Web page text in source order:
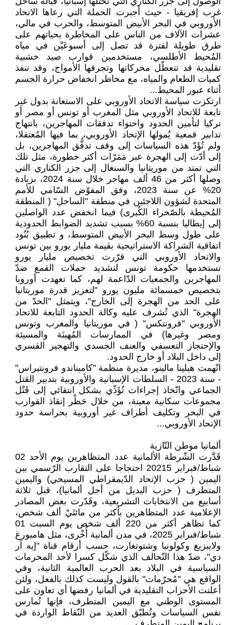
غرب إفريقيا - حيث أجبرت الحملة التي رعاها الاتحاد
الأوروبي في البحر الأبيض المتوسط، والحرب في مالي،
عشرات الآلاف من الناس على المخاطرة بحياتهم على
طرق طويلة لفترة قد تصل إلى أسبوعَيْن في مياه
المُحيط الأطلسي، مستخدمين قوارب صيد خشبية
تقليدية قد تتعطّل محركاتها وتجرفها الأمواج، وقد تنفذ
كميات الطعام والمياه، مع مخاطر انخفاض حرارة الجسم
أثناء عبور المحيط...
ارتكزت سياسة الاتحاد الأوروبي على الاستعانة بدول غير
تابعة للاتحاد الأوروبي مثل المغرب أو تونس أو مصر أو
تركيا لتأمين الحدود واحتواء تدفقات المهاجرين، بانتهاج
تدابير قمعية يُمولها الإتحاد الأوروبي، بما فيها المُعتقلا،
ولم تُؤَدّ هذه السياسات إلى وقف تدفُّق المهاجرين، بل
إلى أدّت إلى الهجرة عبر مَمَرّات أكثر خطورة، مثل تلك
التي تمتد من موريتانيا والسنغال إلى جزر الكناري التي
وصلها أكثر من 46 ألف مهاجر خلال سنة 2024، بزيادة
20% عن سنة 2023، وفق المفوّض السّامي للأمم
المتحدة لشؤون اللاجئين في منطقة "الساحل" ( المنطقة
المُحيطة بالصّحراء الكُبرى) فيما انخفض عدد الواصلين
إلى إيطاليا بنسبة 60% بسبب تشديد الضوابط الحدودية
على طول وسط البحر الأبيض المتوسط، و تطبيق بُنُود
اتفاقية الشراكة الاستراتيجية بقيمة مليار يورو بين تونس
والاتحاد الأوروبي التي قرّرت تخصيص مليار يورو
تستخدمها حكومة تونس لتشديد حملات القمع ضدّ
المهاجرين والجمعيات الدّاعمة لهم، كما تعهدت أوروبا
بتخصيص خمسمائة مليون يورو "لتعزيز قدرة موريتانيا
على الحد من الهجرة إلى الخارج"، ويتمثل "الحدّ من
الهجرة" الذي تُشرف عليه وكالة الحدود التابعة للاتحاد
الأوروبي "فرونتكس" ( في موريتانيا والمغرب وتونس
ومصر وغيرها) في الممارسات المُهينَة والمسيئة
والإحتجاز التعسفي والعنف الجسدي والتهجير القسري
إلى داخل البلاد أو خارج الحدود.
اتّهمت هيلينا مالينو، مديرة منظمة "كاميناندو فرونتيراس"
- سنة 2023 - السلطات الإسبانية والأوروبية بتدبير القتل
الجماعي واتّخاذ إجراءات تُؤَدِّي بشكل انتقائي إلى قَتْل
مجموعات سكانية معينة، من خلال حَظْر إنقاذ القوارب
في البحر وتكليف أطراف غير أوروبية بحراسة حدود
الإتحاد الأوروبي...
ألمانيا موطن النّازية
قَدَّرت الشّرطة الألمانية عدد المتظاهرين يوم الأحد 02
شباط/فبراير 20215 احتجاجا على التقارب الرّسمي بين
اليمين ( حزب الإتحاد الدّيمقراطي المسيحي) واليمين
المتطرف ( حزب البديل من أجل ألمانيا)، قبل ثلاثة
أسابيع من الانتخابات التشريعية، وقَدّرت بعض المصادر
الإعلامية عدد المتظاهرين بأكثر من مائتَيْ ألف شخص،
كما تظاهر أكثر من 220 ألف شخص يوم السبت 01
شباط/فبراير 2025، في مدن ألمانية أُخْرى، مثل هامبورغ
ولايبزيغ وكولونيا وشتوتغارت، حسب أرقام قناة "إيه آر
دي"، ضدّ هذا التّحالف الذي شكّل كسرا لأحد المحرمات
السياسية في البلاد بعد الحرب العالمية الثانية، وفي
الواقع هي "مُحرّمات" بالقول وليست كذلك بالفعل، ولئن
أعلنت الأحزاب التقليدية في ألمانيا رفضها أي تعاون على
المستوى الوطني مع اليمين المتطرف، فإنها تُمارس
نفس السياسات وتُطبّق العديد من النّقاط الواردة في